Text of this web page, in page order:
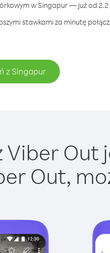
w Singapur — już od 2.2
stawkami za minutę
z Singapur
Viber Out
Out,